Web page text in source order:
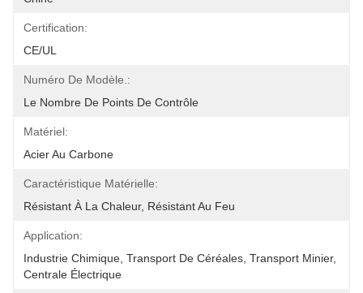
Certification:
CE/UL
Numéro De Modèle.:
Le Nombre De Points De Contrôle
Matériel:
Acier Au Carbone
Caractéristique Matérielle:
Résistant À La Chaleur, Résistant Au Feu
Application:
Industrie Chimique, Transport De Céréales, Transport Minier,
Centrale Électrique